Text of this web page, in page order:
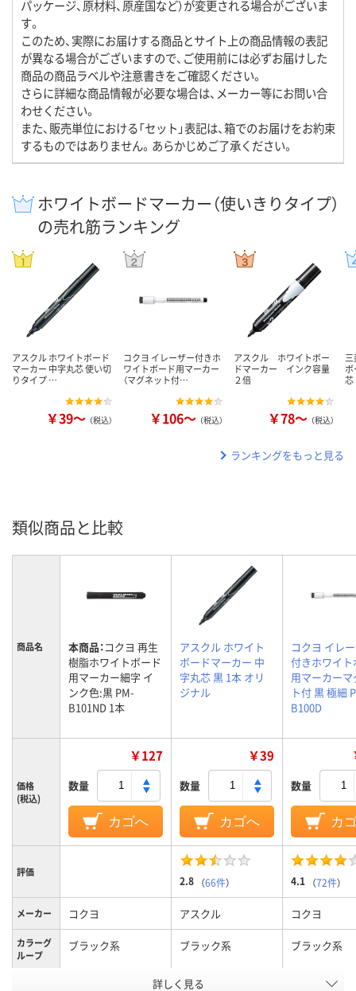
パッケージ、原材料、原産国など）が変更される場合がございま
す。
このため、実際にお届けする商品とサイト上の商品情報の表記
が異なる場合がございますので、ご使用前には必ずお届けした
商品の商品ラベルや注意書きをご確認ください。
さらに詳細な商品情報が必要な場合は、メーカー等にお問い合
わせください。
また、販売単位における「セット」表記は、箱でのお届けをお約束
するものではありません。あらかじめご了承ください。
ホワイトボードマーカー（使いきりタイプ）
の売れ筋ランキング
アスクル ホワイトボード
マーカー 中字丸芯 使い切
りタイプ …
￥39～ （税込）
コクヨ イレーザー付きホ
ワイトボード用マーカー
（マグネット付…
￥106～ （税込）
アスクル ホワイトボー
ドマーカー インク容量
２倍
￥78～ （税込）
芯
ランキングをもっと見る
類似商品と比較
商品名 本商品：コクヨ 再生
樹脂ホワイトボード
用マーカー細字 イ
ンク色:黒 PM-
B101ND 1本
アスクル ホワイト
ボードマーカー 中
字丸芯 黒 1本 オリ
ジナル
コクヨ イレ
付きホワイト
用マーカー
ト付 黒 極細
B100D
価格
(税込)
￥127
数量
カゴへ
￥39
数量
カゴへ
数量
カ
評価
2.8 （66件） 4.1 （72件）
メーカー コクヨ アスクル コクヨ
カラーグ
ループ
ブラック系 ブラック系 ブラック系
中字丸芯、中字
詳しく見る